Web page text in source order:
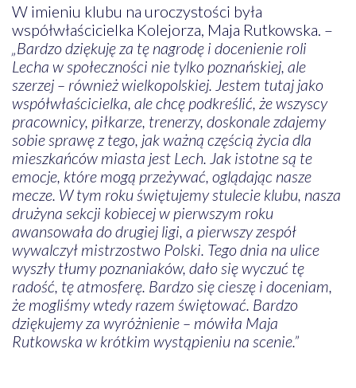
W imieniu klubu na uroczystości była
współwłaścicielka Kolejorza, Maja Rutkowska. –
„Bardzo dziękuję za tę nagrodę i docenienie roli
Lecha w społeczności nie tylko poznańskiej, ale
szerzej – również wielkopolskiej. Jestem tutaj jako
współwłaścicielka, ale chcę podkreślić, że wszyscy
pracownicy, piłkarze, trenerzy, doskonale zdajemy
sobie sprawę z tego, jak ważną częścią życia dla
mieszkańców miasta jest Lech. Jak istotne są te
emocje, które mogą przeżywać, oglądając nasze
mecze. W tym roku świętujemy stulecie klubu, nasza
drużyna sekcji kobiecej w pierwszym roku
awansowała do drugiej ligi, a pierwszy zespół
wywalczył mistrzostwo Polski. Tego dnia na ulice
wyszły tłumy poznaniaków, dało się wyczuć tę
radość, tę atmosferę. Bardzo się cieszę i doceniam,
że mogliśmy wtedy razem świętować. Bardzo
dziękujemy za wyróżnienie – mówiła Maja
Rutkowska w krótkim wystąpieniu na scenie.”